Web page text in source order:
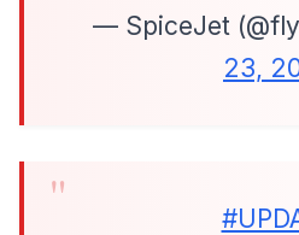
— SpiceJet
23,